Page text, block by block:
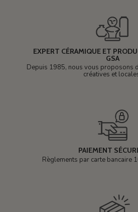
EXPERT CÉRAMIQUE ET
GSA
Depuis 1985, nous vous proposons
créatives et
PAIEMENT
Règlements par carte bancaire